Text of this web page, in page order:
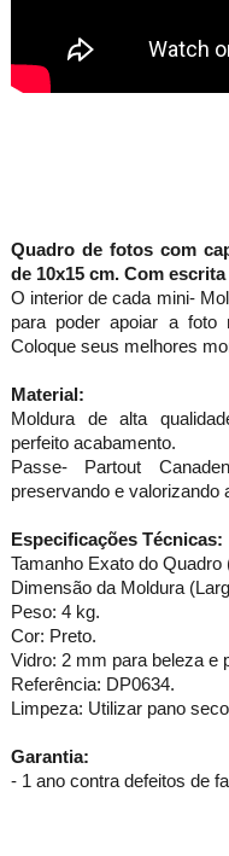
Quadro de fotos com
de 10x15 cm. Com
O interior de cada mini-
para poder apoiar a foto
Coloque seus melhores
Material:
Moldura de alta
perfeito acabamento.
Passe- Partout
preservando e valorizando
Especificações Técnicas:
Tamanho Exato do
Dimensão da Moldura
Peso: 4 kg.
Cor: Preto.
Vidro: 2 mm para beleza e
Referência: DP0634.
Limpeza: Utilizar pano
Garantia:
- 1 ano contra defeitos de